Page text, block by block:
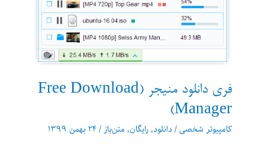
فری دانلود منیجر (Free Download
Manager)
کامپیوتر شخصی/دانلود,رایگان, متن‌باز/۲۴ بهمن ۱۳۹۹